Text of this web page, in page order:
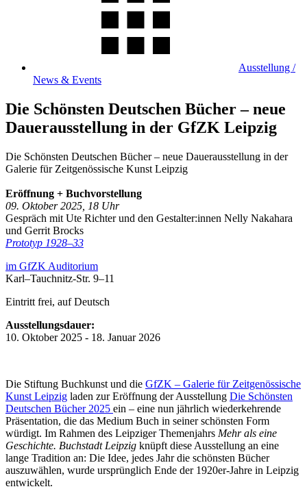
Ausstellung /
News & Events
Die Schönsten Deutschen Bücher – neue
Dauerausstellung in der GfZK Leipzig
Die Schönsten Deutschen Bücher – neue Dauerausstellung in der
Galerie für Zeitgenössische Kunst Leipzig
Eröffnung + Buchvorstellung
09. Oktober 2025, 18 Uhr
Gespräch mit Ute Richter und den Gestalter:innen Nelly Nakahara
und Gerrit Brocks
Prototyp 1928–33
im GfZK Auditorium
Karl–Tauchnitz-Str. 9–11
Eintritt frei, auf Deutsch
Ausstellungsdauer:
10. Oktober 2025 - 18. Januar 2026
Die Stiftung Buchkunst und die GfZK – Galerie für Zeitgenössische
Kunst Leipzig laden zur Eröffnung der Ausstellung Die Schönsten
Deutschen Bücher 2025 ein – eine nun jährlich wiederkehrende
Präsentation, die das Medium Buch in seiner schönsten Form
würdigt. Im Rahmen des Leipziger Themenjahrs Mehr als eine
Geschichte. Buchstadt Leipzig knüpft diese Ausstellung an eine
lange Tradition an: Die Idee, jedes Jahr die schönsten Bücher
auszuwählen, wurde ursprünglich Ende der 1920er-Jahre in Leipzig
entwickelt.